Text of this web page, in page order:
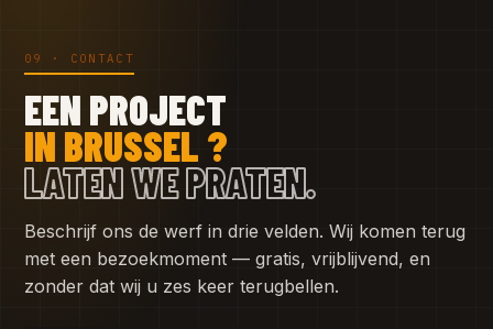
09 · CONTACT
EEN PROJECT
IN BRUSSEL ?
LATEN WE PRATEN.
Beschrijf ons de werf in drie velden. Wij komen terug
met een bezoekmoment — gratis, vrijblijvend, en
zonder dat wij u zes keer terugbellen.